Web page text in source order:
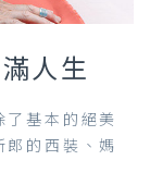
人生
了基本的絕美
郎的西裝、媽